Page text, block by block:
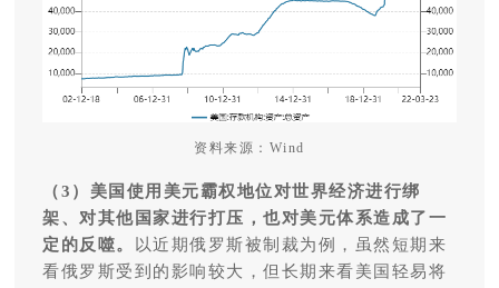
资料来源：Wind
（3）美国使用美元霸权地位对世界经济进行绑
架、对其他国家进行打压，也对美元体系造成了一
定的反噬。
以近期俄罗斯被制裁为例，虽然短期来
看俄罗斯受到的影响较大，但长期来看美国轻易将